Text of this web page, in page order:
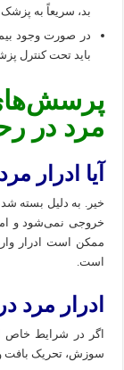
بد، سریعاً به
در صورت وجود
باید تحت کنترل
پرسش‌های
مرد در
آیا ادرار
خیر. به دلیل بسته
خروجی نمی‌شود و
ممکن است ادرار
است.
ادرار مرد
سوزش، تحریک بافت و